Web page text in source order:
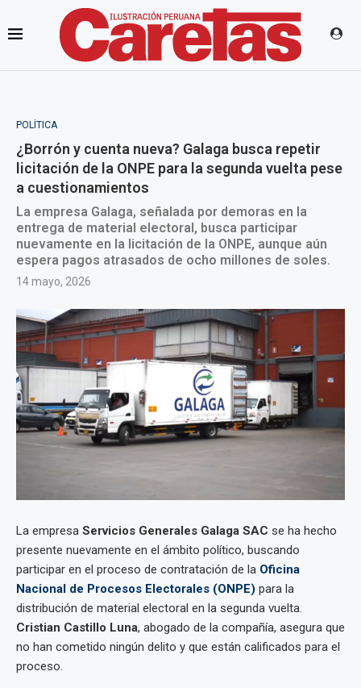
POLÍTICA
¿Borrón y cuenta nueva? Galaga busca repetir
licitación de la ONPE para la segunda vuelta pese
a cuestionamientos
La empresa Galaga, señalada por demoras en la
entrega de material electoral, busca participar
nuevamente en la licitación de la ONPE, aunque aún
espera pagos atrasados de ocho millones de soles.
14 mayo, 2026
La empresa Servicios Generales Galaga SAC se ha hecho
presente nuevamente en el ámbito político, buscando
participar en el proceso de contratación de la Oficina
Nacional de Procesos Electorales (ONPE) para la
distribución de material electoral en la segunda vuelta.
Cristian Castillo Luna, abogado de la compañía, asegura que
no han cometido ningún delito y que están calificados para el
proceso.